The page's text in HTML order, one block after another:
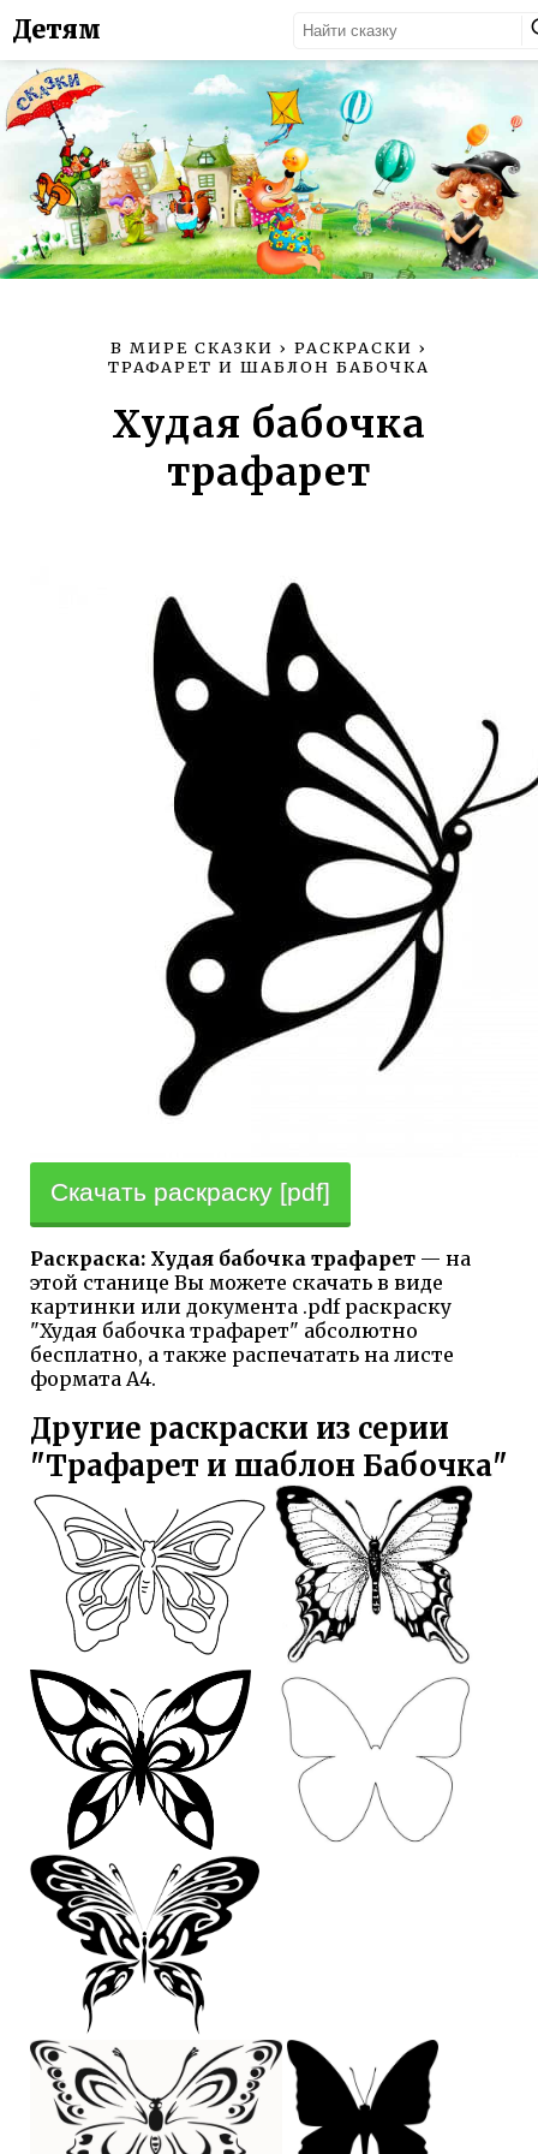
Детям
В МИРЕ СКАЗКИ › РАСКРАСКИ ›
ТРАФАРЕТ И ШАБЛОН БАБОЧКА
Худая бабочка
трафарет
Скачать раскраску [pdf]
Раскраска: Худая бабочка трафарет — на
этой станице Вы можете скачать в виде
картинки или документа .pdf раскраску
"Худая бабочка трафарет" абсолютно
бесплатно, а также распечатать на листе
формата А4.
Другие раскраски из серии
"Трафарет и шаблон Бабочка"